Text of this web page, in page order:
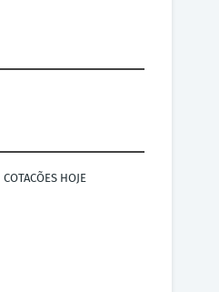
COTACÕES HOJE